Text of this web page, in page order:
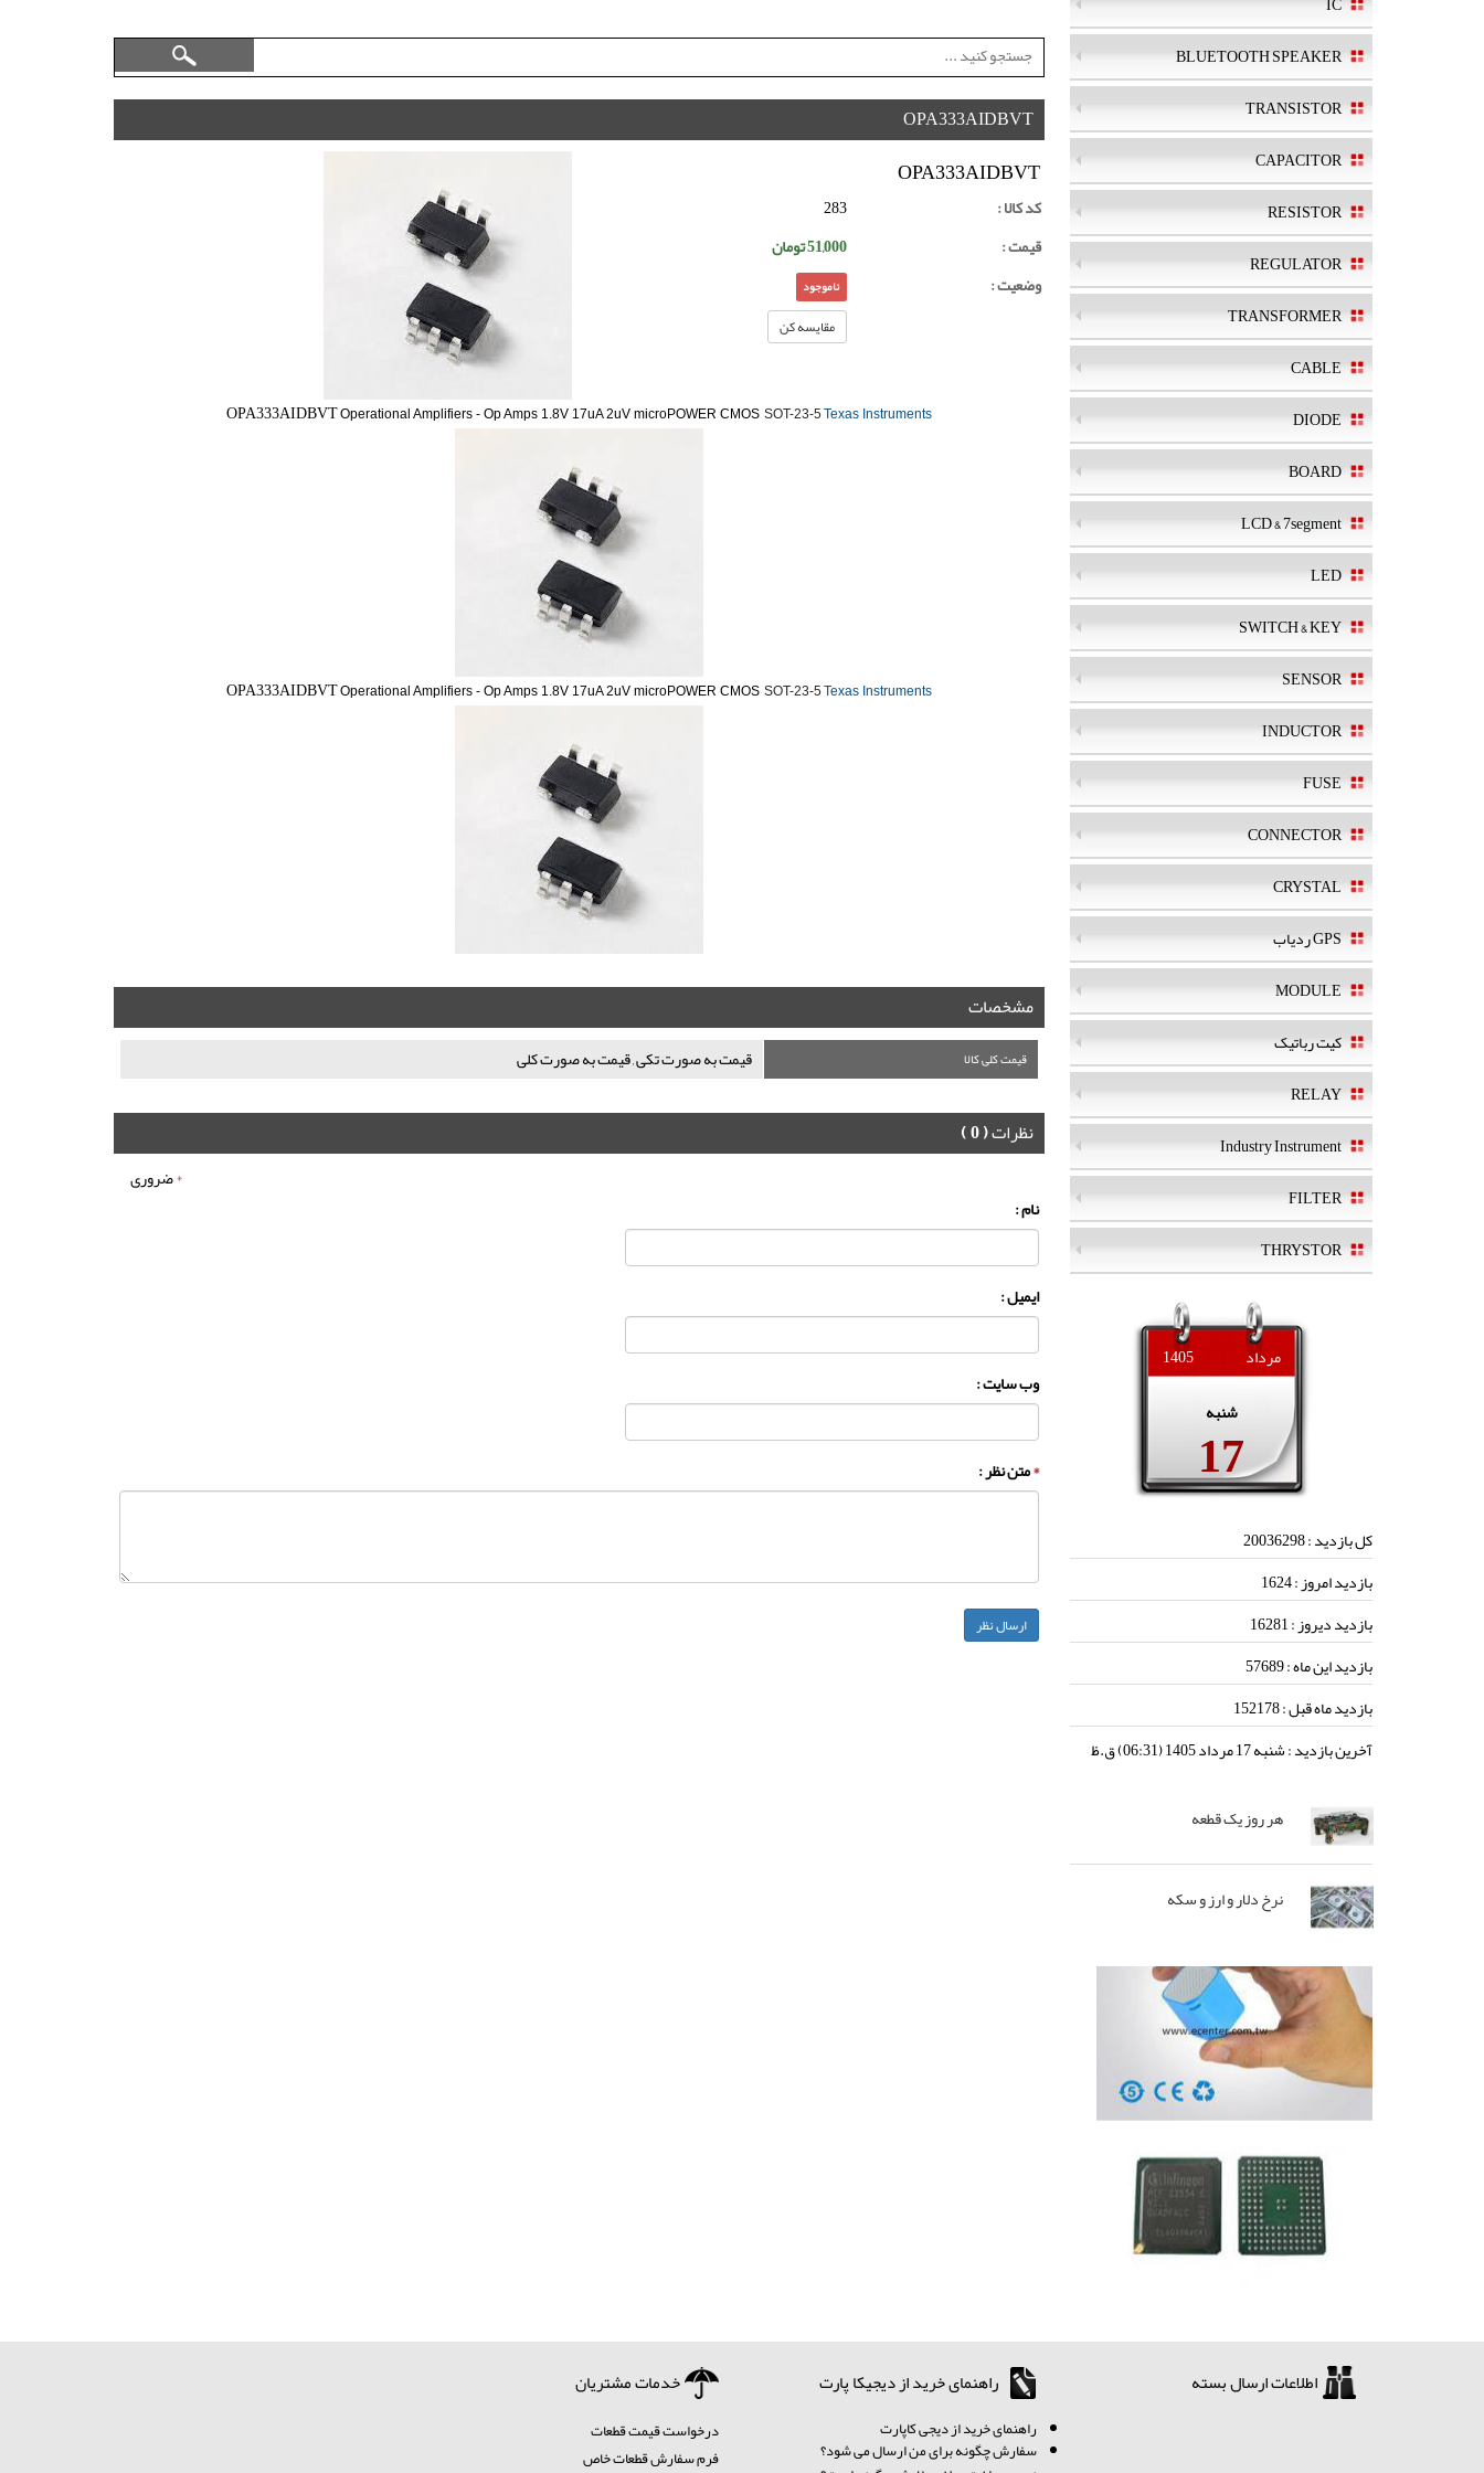
BLUETOOTH SPEAKER
TRANSISTOR
CAPACITOR
RESISTOR
REGULATOR
TRANSFORMER
CABLE
DIODE
BOARD
LCD & 7segment
LED
SWITCH & KEY
SENSOR
INDUCTOR
FUSE
CONNECTOR
CRYSTAL
GPS ردیاب
MODULE
کیت رباتیک
RELAY
Industry Instrument
FILTER
THRYSTOR
1405
مرداد
شنبه
17
کل بازدید :20036298
بازدید امروز :1624
بازدید دیروز :16281
بازدید این ماه :57689
بازدید ماه قبل :152178
آخرین بازدید :شنبه 17 مرداد 1405 (06:31) ق.ظ
هر روز یک قطعه
نرخ دلار و ارز و سکه
OPA333AIDBVT
OPA333AIDBVT
کد کالا :
283
قیمت :
51,000تومان
وضعیت :
ناموجود
مقایسه کن
OPA333AIDBVTOperational Amplifiers - Op Amps 1.8V 17uA 2uV microPOWER CMOS SOT-23-5Texas Instruments
OPA333AIDBVTOperational Amplifiers - Op Amps 1.8V 17uA 2uV microPOWER CMOS SOT-23-5Texas Instruments
مشخصات
قیمت به صورت تکی , قیمت به صورت کلی قیمت کلی کالا
نظرات( 0 )
*ضروری
نام :
ایمیل :
وب سایت :
*متن نظر :
اطلاعات ارسال بسته راهنمای خرید از دیجیکا پارت
راهنمای خرید از دیجی کاپارت
سفارش چگونه برای من ارسال می شود؟
خدمات مشتریان
درخواست قیمت قطعات
فرم سفارش قطعات خاص